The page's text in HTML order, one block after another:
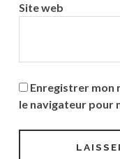
Site web
Enregistrer mon
le navigateur pour